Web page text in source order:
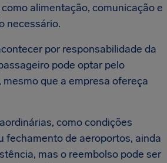
alimentação, comunicação e
necessário.
por responsabilidade da
pode optar pelo
que a empresa ofereça
como condições
fechamento de aeroportos, ainda
mas o reembolso pode ser